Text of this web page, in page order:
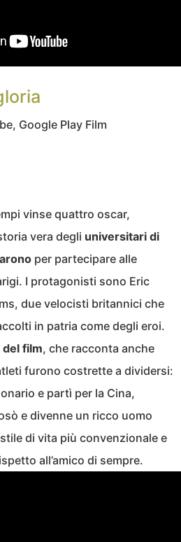
Google Play Film
vinse quattro oscar,
vera degli universitari di
per partecipare alle
I protagonisti sono Eric
due velocisti britannici che
in patria come degli eroi.
del film, che racconta anche
furono costrette a dividersi:
e partì per la Cina,
e divenne un ricco uomo
di vita più convenzionale e
all’amico di sempre.